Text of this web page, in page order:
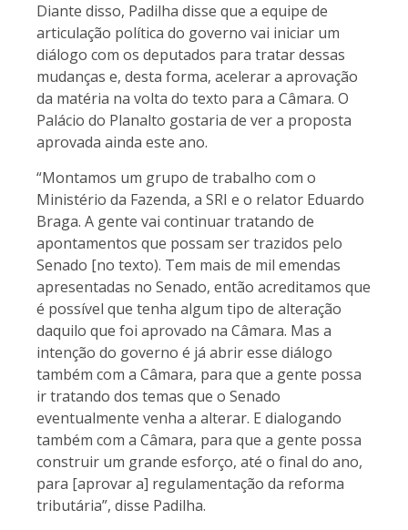
Diante disso, Padilha disse que a equipe de
articulação política do governo vai iniciar um
diálogo com os deputados para tratar dessas
mudanças e, desta forma, acelerar a aprovação
da matéria na volta do texto para a Câmara. O
Palácio do Planalto gostaria de ver a proposta
aprovada ainda este ano.
“Montamos um grupo de trabalho com o
Ministério da Fazenda, a SRI e o relator Eduardo
Braga. A gente vai continuar tratando de
apontamentos que possam ser trazidos pelo
Senado [no texto). Tem mais de mil emendas
apresentadas no Senado, então acreditamos que
é possível que tenha algum tipo de alteração
daquilo que foi aprovado na Câmara. Mas a
intenção do governo é já abrir esse diálogo
também com a Câmara, para que a gente possa
ir tratando dos temas que o Senado
eventualmente venha a alterar. E dialogando
também com a Câmara, para que a gente possa
construir um grande esforço, até o final do ano,
para [aprovar a] regulamentação da reforma
tributária”, disse Padilha.